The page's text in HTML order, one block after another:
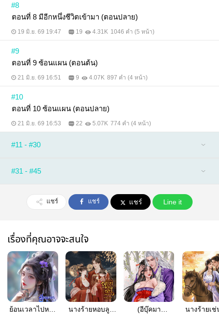
#8
ตอนที่ 8 มีอีกหนึ่งชีวิตเข้ามา (ตอนปลาย)
19 มิ.ย. 69 19:47 19 4.31K 1046 คำ (5 หน้า)
#9
ตอนที่ 9 ซ้อนแผน (ตอนต้น)
21 มิ.ย. 69 16:51 9 4.07K 897 คำ (4 หน้า)
#10
ตอนที่ 10 ซ้อนแผน (ตอนปลาย)
21 มิ.ย. 69 16:53 22 5.07K 774 คำ (4 หน้า)
#11 - #30
#31 - #45
แชร์ แชร์ แชร์ Line it
เรื่องที่คุณอาจจะสนใจ
ย้อนเวลาไปหย่า
นางร้ายหอบลูก
(อีบุ๊คมา
นางร้ายเ